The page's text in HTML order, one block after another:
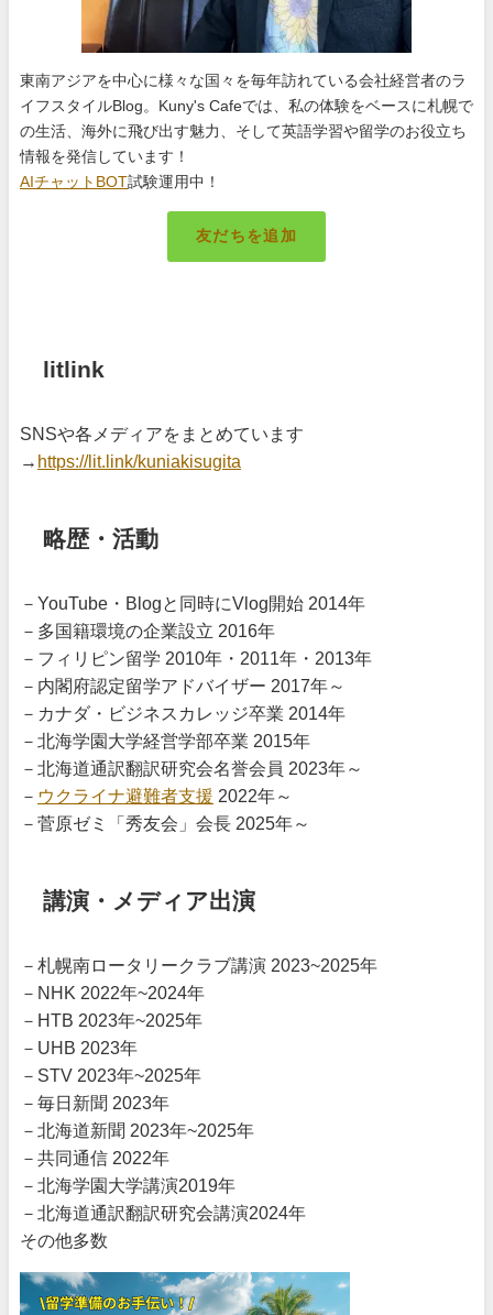
東南アジアを中心に様々な国々を毎年訪れている会社経営者のラ
イフスタイルBlog。Kuny's Cafeでは、私の体験をベースに札幌で
の生活、海外に飛び出す魅力、そして英語学習や留学のお役立ち
情報を発信しています！
AIチャットBOT試験運用中！
友だちを追加
litlink
SNSや各メディアをまとめています
→ https://lit.link/kuniakisugita
略歴・活動
－YouTube・Blogと同時にVlog開始 2014年
－多国籍環境の企業設立 2016年
－フィリピン留学 2010年・2011年・2013年
－内閣府認定留学アドバイザー 2017年～
－カナダ・ビジネスカレッジ卒業 2014年
－北海学園大学経営学部卒業 2015年
－北海道通訳翻訳研究会名誉会員 2023年～
－ ウクライナ避難者支援 2022年～
－菅原ゼミ「秀友会」会長 2025年～
講演・メディア出演
－札幌南ロータリークラブ講演 2023~2025年
－NHK 2022年~2024年
－HTB 2023年~2025年
－UHB 2023年
－STV 2023年~2025年
－毎日新聞 2023年
－北海道新聞 2023年~2025年
－共同通信 2022年
－北海学園大学講演2019年
－北海道通訳翻訳研究会講演2024年
その他多数